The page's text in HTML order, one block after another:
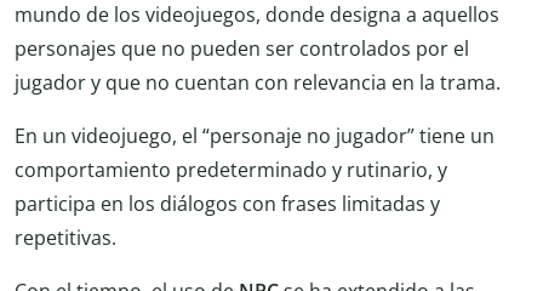
mundo de los videojuegos, donde designa a aquellos
personajes que no pueden ser controlados por el
jugador y que no cuentan con relevancia en la trama.
En un videojuego, el “personaje no jugador” tiene un
comportamiento predeterminado y rutinario, y
participa en los diálogos con frases limitadas y
repetitivas.